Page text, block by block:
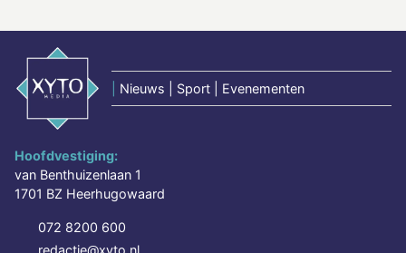
Nieuws | Sport | Evenementen
Hoofdvestiging:
van Benthuizenlaan 1
1701 BZ Heerhugowaard
072 8200 600
redactie@xyto.nl